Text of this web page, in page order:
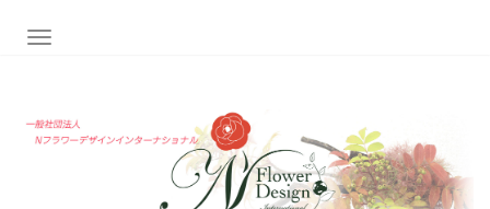
ナビゲーション切り替え